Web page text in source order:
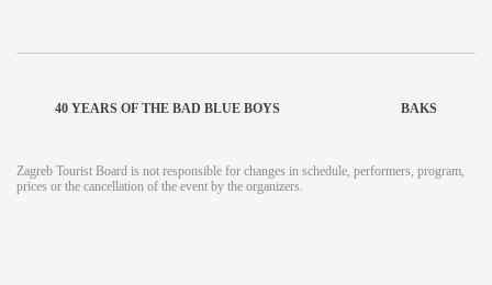
40 YEARS OF THE BAD BLUE BOYS BAKS
Zagreb Tourist Board is not responsible for changes in schedule, performers, program,
prices or the cancellation of the event by the organizers.